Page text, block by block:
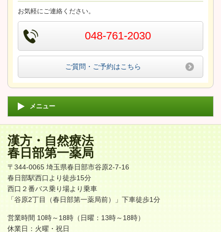
お気軽にご連絡ください。
048-761-2030
ご質問・ご予約はこちら
メニュー
漢方・自然療法
春日部第一薬局
〒344-0065 埼玉県春日部市谷原2-7-16
春日部駅西口より徒歩15分
西口２番バス乗り場より乗車
「谷原2丁目（春日部第一薬局前）」下車徒歩1分
営業時間 10時～18時（日曜：13時～18時）
休業日：火曜・祝日